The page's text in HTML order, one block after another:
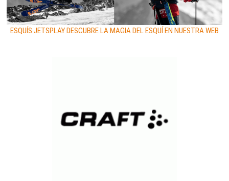
ESQUÍS JETSPLAY DESCUBRE LA MAGIA DEL ESQUÍ EN NUESTRA WEB